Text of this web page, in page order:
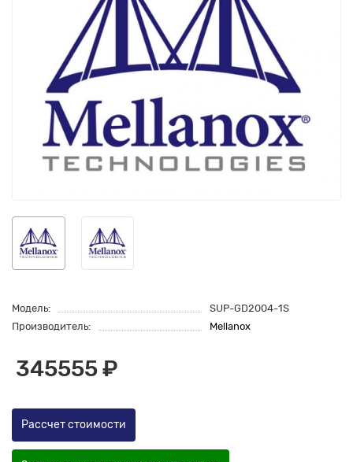
Модель:
SUP-GD2004-1S
Производитель:
Mellanox
345555 ₽
Рассчет стоимости